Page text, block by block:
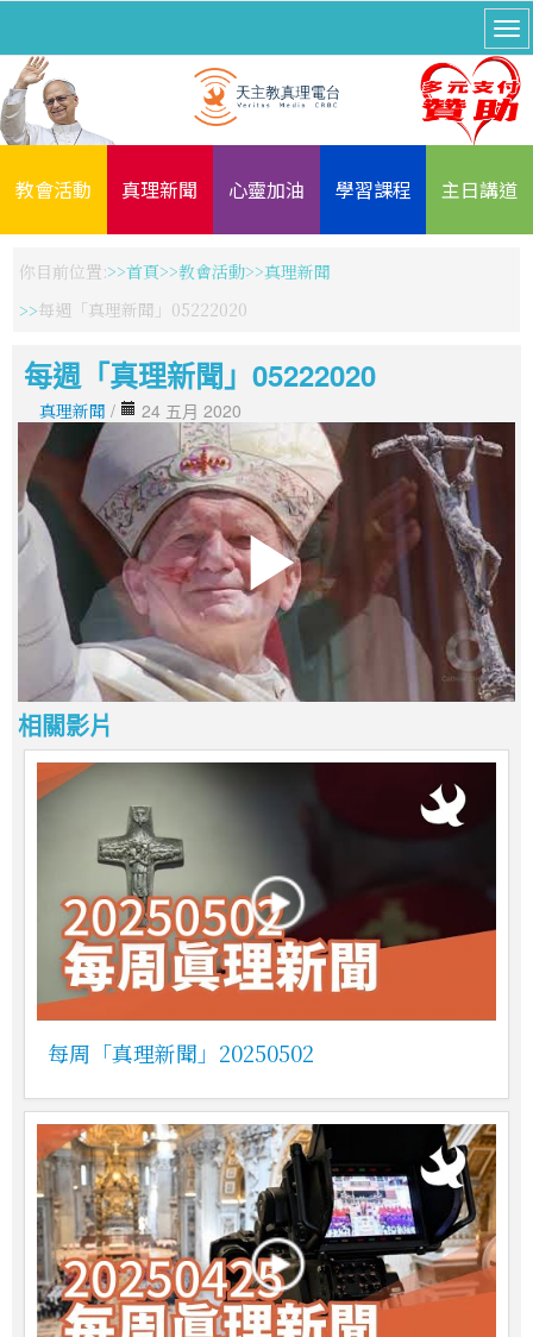
教會活動 真理新聞 心靈加油 學習課程 主日講道
你目前位置: 首頁 教會活動
真理新聞
每週「真理新聞」05222020
每週「真理新聞」05222020
真理新聞 / 24 五月 2020
相關影片
每周「真理新聞」20250502